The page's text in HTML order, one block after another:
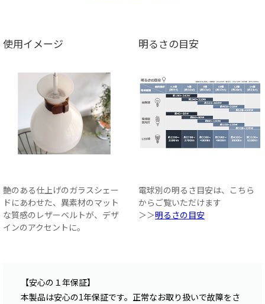
使用イメージ
艶のある仕上げのガラスシェー
ドにあわせた、異素材のマット
な質感のレザーベルトが、デザ
インのアクセントに。
明るさの目安
電球別の明るさ目安は、こちら
からご覧いただけます
＞＞明るさの目安
【安心の１年保証】
本製品は安心の1年保証です。正常なお取り扱いで故障をさ